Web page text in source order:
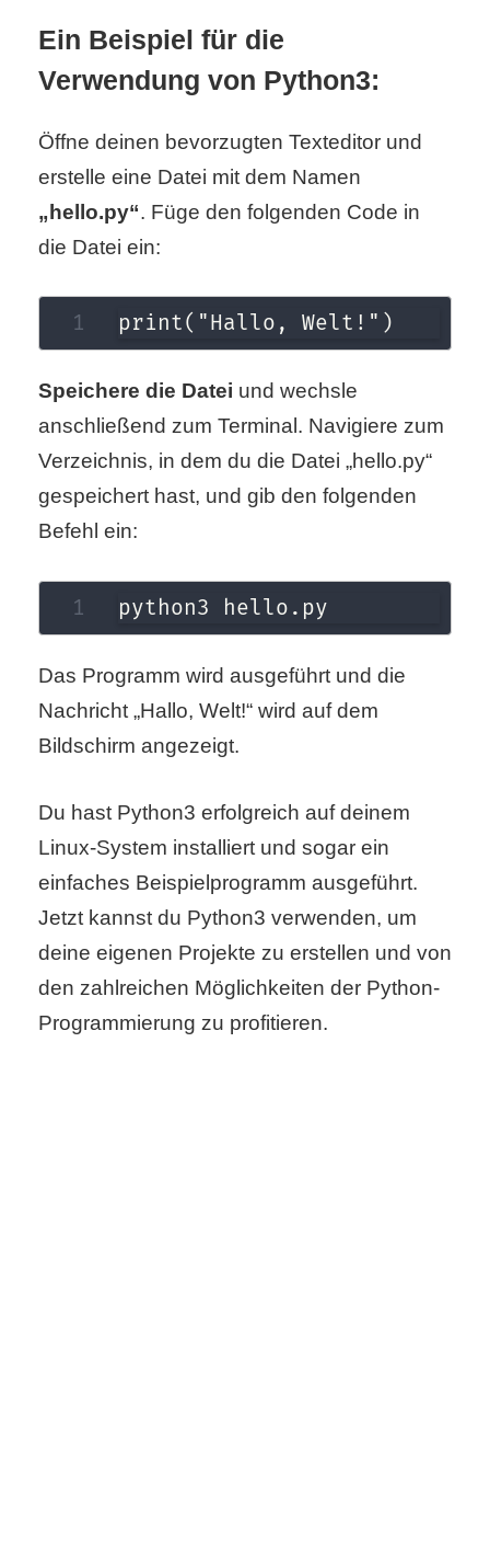
Ein Beispiel für die
Verwendung von Python3:
Öffne deinen bevorzugten Texteditor und
erstelle eine Datei mit dem Namen
„hello.py“. Füge den folgenden Code in
die Datei ein:
print("Hallo, Welt!")
Speichere die Datei und wechsle
anschließend zum Terminal. Navigiere zum
Verzeichnis, in dem du die Datei „hello.py“
gespeichert hast, und gib den folgenden
Befehl ein:
python3 hello.py
Das Programm wird ausgeführt und die
Nachricht „Hallo, Welt!“ wird auf dem
Bildschirm angezeigt.
Du hast Python3 erfolgreich auf deinem
Linux-System installiert und sogar ein
einfaches Beispielprogramm ausgeführt.
Jetzt kannst du Python3 verwenden, um
deine eigenen Projekte zu erstellen und von
den zahlreichen Möglichkeiten der Python-
Programmierung zu profitieren.